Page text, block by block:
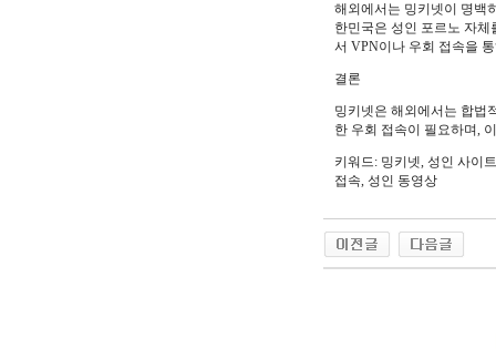
해외에서는 밍키넷이 명백
한민국은 성인 포르노 자
서 VPN이나 우회 접속을
결론
밍키넷은 해외에서는 합법
한 우회 접속이 필요하며,
키워드: 밍키넷, 성인 사이
접속, 성인 동영상